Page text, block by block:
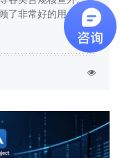
了非常好的用户体